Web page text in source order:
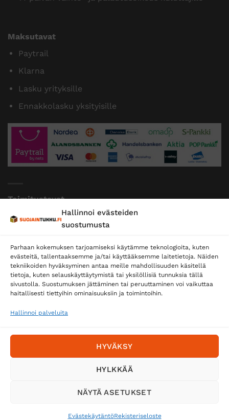
Hallinnoi evästeiden
suostumusta
Parhaan kokemuksen tarjoamiseksi käytämme teknologioita, kuten
evästeitä, tallentaaksemme ja/tai käyttääksemme laitetietoja. Näiden
tekniikoiden hyväksyminen antaa meille mahdollisuuden käsitellä
tietoja, kuten selauskäyttäytymistä tai yksilöllisiä tunnuksia tällä
sivustolla. Suostumuksen jättäminen tai peruuttaminen voi vaikuttaa
haitallisesti tiettyihin ominaisuuksiin ja toimintoihin.
Hallinnoi palveluita
HYVÄKSY
HYLKKÄÄ
NÄYTÄ ASETUKSET
EvästekäytäntöRekisteriseloste
Maksutavat
Paytrail
Klarna
Lasku yrityksille
Ennakkolasku yksityisille
Toimitustavat
Posti
Postnord
Tilaa uutiskirje ja saat erikoisalennuksia